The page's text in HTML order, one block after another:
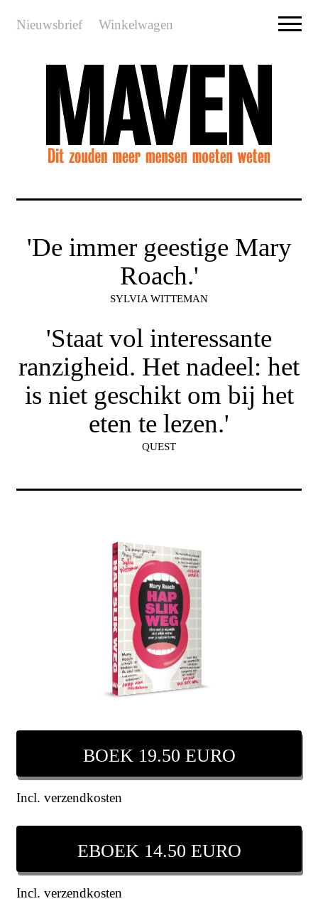
Nieuwsbrief Winkelwagen
'De immer geestige Mary
Roach.'
SYLVIA WITTEMAN
'Staat vol interessante
ranzigheid. Het nadeel: het
is niet geschikt om bij het
eten te lezen.'
QUEST
BOEK 19.50 EURO
Incl. verzendkosten
EBOEK 14.50 EURO
Incl. verzendkosten